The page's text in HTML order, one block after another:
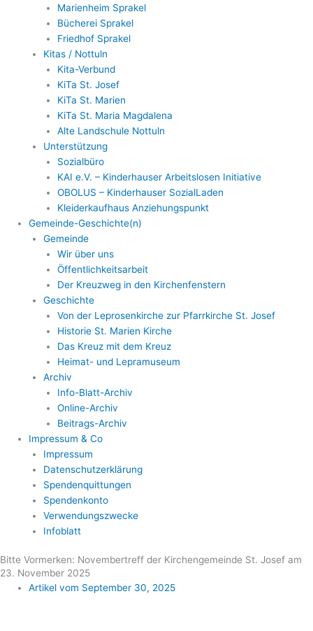
Marienheim Sprakel
Bücherei Sprakel
Friedhof Sprakel
Kitas / Nottuln
Kita-Verbund
KiTa St. Josef
KiTa St. Marien
KiTa St. Maria Magdalena
Alte Landschule Nottuln
Unterstützung
Sozialbüro
KAI e.V. – Kinderhauser Arbeitslosen Initiative
OBOLUS – Kinderhauser SozialLaden
Kleiderkaufhaus Anziehungspunkt
Gemeinde-Geschichte(n)
Gemeinde
Wir über uns
Öffentlichkeitsarbeit
Der Kreuzweg in den Kirchenfenstern
Geschichte
Von der Leprosenkirche zur Pfarrkirche St. Josef
Historie St. Marien Kirche
Das Kreuz mit dem Kreuz
Heimat- und Lepramuseum
Archiv
Info-Blatt-Archiv
Online-Archiv
Beitrags-Archiv
Impressum & Co
Impressum
Datenschutzerklärung
Spendenquittungen
Spendenkonto
Verwendungszwecke
Infoblatt
Bitte Vormerken: Novembertreff der Kirchengemeinde St. Josef am
23. November 2025
Artikel vom September 30, 2025